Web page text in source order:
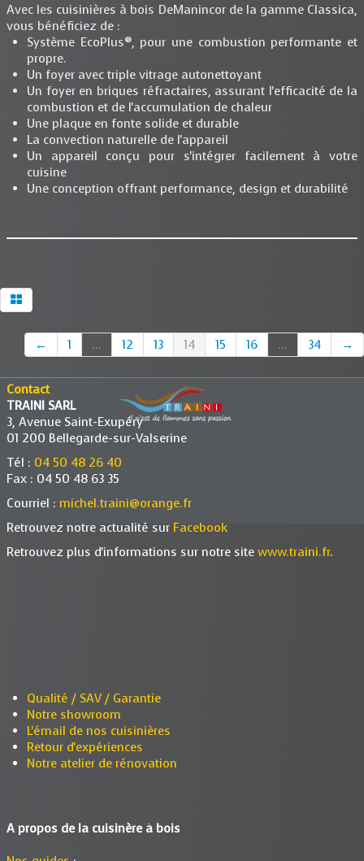
Avec les cuisinières à bois DeManincor de la gamme Classica,
vous bénéficiez de :
Système EcoPlus®, pour une combustion performante et
propre.
Un foyer avec triple vitrage autonettoyant
Un foyer en briques réfractaires, assurant l'efficacité de la
combustion et de l'accumulation de chaleur
Une plaque en fonte solide et durable
La convection naturelle de l'appareil
Un appareil conçu pour s'intégrer facilement à votre
cuisine
Une conception offrant performance, design et durabilité
← 1 ... 12 13 14 15 16 ... 34 →
Contact
TRAINI SARL
3, Avenue Saint-Exupéry
01 200 Bellegarde-sur-Valserine
Tél : 04 50 48 26 40
Fax : 04 50 48 63 35
Courriel : michel.traini@orange.fr
Retrouvez notre actualité sur Facebook
Retrouvez plus d'informations sur notre site www.traini.fr.
Qualité / SAV / Garantie
Notre showroom
L'émail de nos cuisinières
Retour d'expériences
Notre atelier de rénovation
A propos de la cuisinère à bois